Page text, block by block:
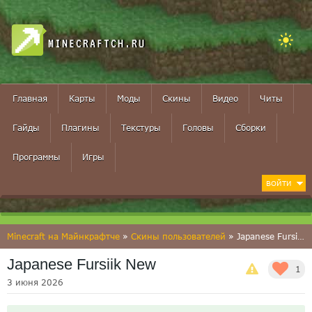
MINECRAFTCH.RU
Главная Карты Моды Скины Видео Читы
Гайды Плагины Текстуры Головы Сборки
Программы Игры
ВОЙТИ
Minecraft на Майнкрафтче » Скины пользователей » Japanese Fursiik New
1
Japanese Fursiik New
3 июня 2026